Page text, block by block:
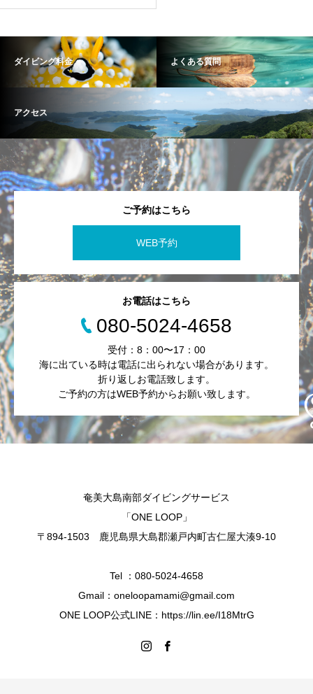
ダイビング料金 よくある質問
アクセス
ご予約はこちら
WEB予約
お電話はこちら
080-5024-4658
受付：8：00〜17：00
海に出ている時は電話に出られない場合があります。
折り返しお電話致します。
ご予約の方はWEB予約からお願い致します。
奄美大島南部ダイビングサービス
「ONE LOOP」
〒894-1503 鹿児島県大島郡瀬戸内町古仁屋大湊9-10
Tel ：080-5024-4658
Gmail：oneloopamami@gmail.com
ONE LOOP公式LINE：https://lin.ee/I18MtrG